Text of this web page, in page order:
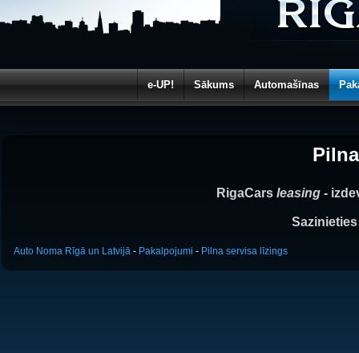
e-UP! Sākums Automašīnas
RigaCars leasing -
Auto Noma Rīgā un Latvijā - Pakalpojumi - Pilna servisa līzings